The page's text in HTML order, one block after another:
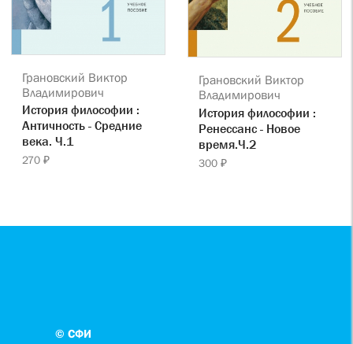
Грановский Виктор
Владимирович
История философии :
Античность - Средние
века. Ч.1
270 ₽
Грановский Виктор
Владимирович
История философии :
Ренессанс - Новое
время.Ч.2
300 ₽
© СФИ